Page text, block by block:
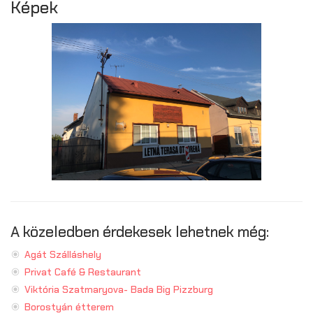
Képek
A közeledben érdekesek lehetnek még:
Agát Szálláshely
Privat Café & Restaurant
Viktória Szatmaryova- Bada Big Pizzburg
Borostyán étterem